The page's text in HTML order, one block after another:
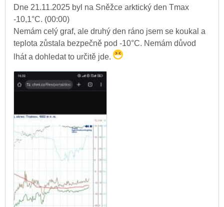
Dne 21.11.2025 byl na Sněžce arktický den Tmax
-10,1°C. (00:00)
Nemám celý graf, ale druhý den ráno jsem se koukal a
teplota zůstala bezpečně pod -10°C. Nemám důvod
lhát a dohledat to určitě jde.